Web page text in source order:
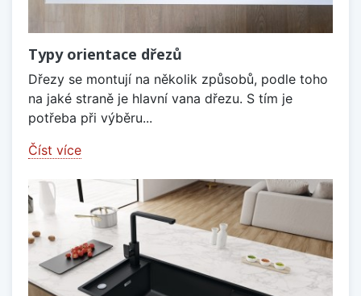
Typy orientace dřezů
Dřezy se montují na několik způsobů, podle toho
na jaké straně je hlavní vana dřezu. S tím je
potřeba při výběru...
Číst více